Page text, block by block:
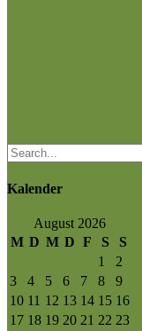
Kalender
August 2026
M D M D F S
S
1
2
3
4 5 6 7 8
9
10 11 12 13 14 15 16
17 18 19 20 21 22 23